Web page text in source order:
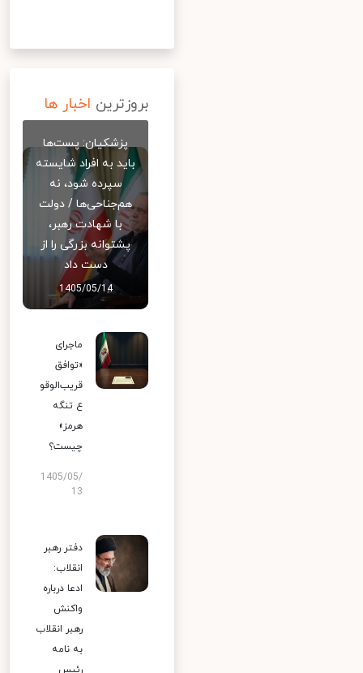
بروزترین اخبار ها
پزشکیان: پست‌ها
باید به افراد شایسته
سپرده شود، نه
هم‌جناحی‌ها / دولت
با شهادت رهبر،
پشتوانه بزرگی را از
دست داد
1405/05/14
ماجرای
«توافق
قریب‌الوقو
ع تنگه
هرمز»
چیست؟
1405/05/
13
دفتر رهبر
انقلاب:
ادعا درباره
واکنش
رهبر انقلاب
به نامه
رئیس